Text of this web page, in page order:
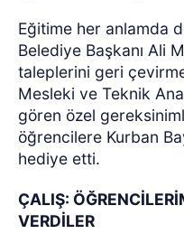
Eğitime her anlamda
Belediye Başkanı Ali
taleplerini geri
Mesleki ve Teknik
gören özel
öğrencilere Kurban
hediye etti.
ÇALIŞ:
VERDİLER